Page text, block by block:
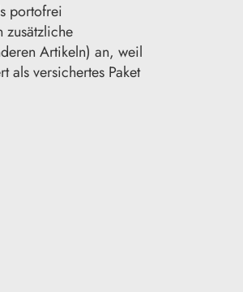
portofrei
zusätzliche
Artikeln) an, weil
als versichertes Paket